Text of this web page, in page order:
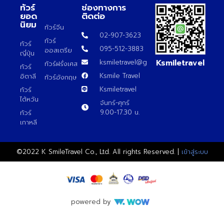
ทัวร์
ยอด
นิยม
ทัวร์
ญี่ปุ่น
ทัวร์
อิตาลี
ทัวร์
ไต้หวัน
ทัวร์
เกาหลี
ทัวร์จีน
ทัวร์
ออสเตรีย
ทัวร์ฝรั่งเศส
ทัวร์อังกฤษ
ช่องทางการ
ติดต่อ
02-907-3623
095-512-3883
ksmiletravel@gmail.com
Ksmile Travel
Ksmiletravel
จันทร์-ศุกร์
9.00-17.30 น.
Ksmiletravel
©2022 K SmileTravel Co., Ltd. All rights Reserved. | เข้าสู่ระบบ
powered by